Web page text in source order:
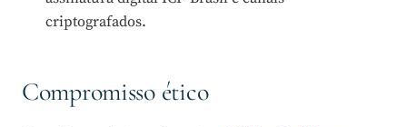
criptografados.
Compromisso ético